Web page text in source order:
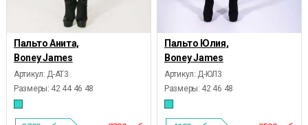
Пальто Анита,
Boney James
Артикул: Д-АТ3
Размеры: 42 44 46 48
Пальто Юлия,
Boney James
Артикул: Д-ЮЛ3
Размеры: 42 46 48